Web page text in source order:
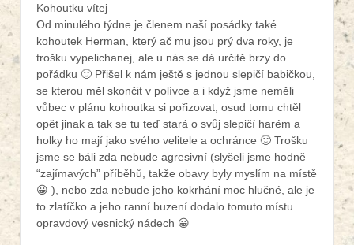
Kohoutku vítej
Od minulého týdne je členem naší posádky také
kohoutek Herman, který ač mu jsou prý dva roky, je
trošku vypelichanej, ale u nás se dá určitě brzy do
pořádku 🙂 Přišel k nám ještě s jednou slepičí babičkou,
se kterou měl skončit v polívce a i když jsme neměli
vůbec v plánu kohoutka si pořizovat, osud tomu chtěl
opět jinak a tak se tu teď stará o svůj slepičí harém a
holky ho mají jako svého velitele a ochránce 🙂 Trošku
jsme se báli zda nebude agresivní (slyšeli jsme hodně
“zajímavých” příběhů, takže obavy byly myslím na místě
😀 ), nebo zda nebude jeho kokrhání moc hlučné, ale je
to zlatíčko a jeho ranní buzení dodalo tomuto místu
opravdový vesnický nádech 😀